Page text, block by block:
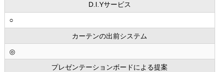
D.I.Yサービス
○
カーテンの出前システム
◎
プレゼンテーションボードによる提案